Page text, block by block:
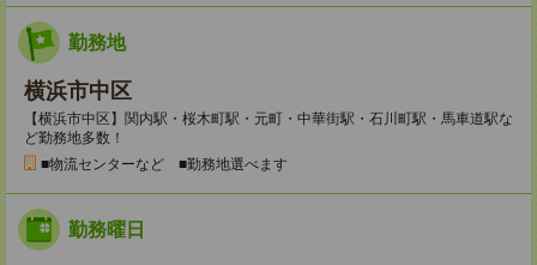
勤務地
横浜市中区
【横浜市中区】関内駅・桜木町駅・元町・中華街駅・石川町駅・馬車道駅な
ど勤務地多数！
■物流センターなど ■勤務地選べます
勤務曜日